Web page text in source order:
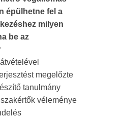
épülhetne fel a
milyen
be az
megelőzte
tanulmány
véleménye